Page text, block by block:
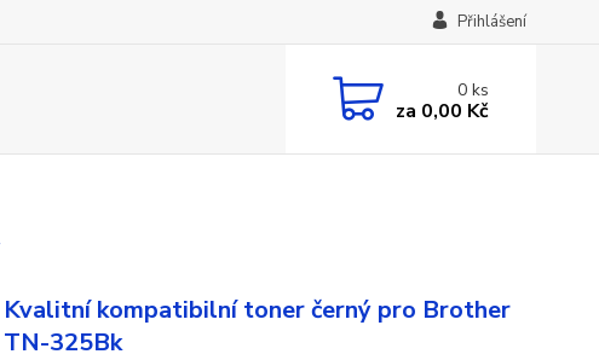
Přihlášení
0ks
za 0,00 Kč
Kvalitní kompatibilní toner černý pro Brother
TN-325Bk